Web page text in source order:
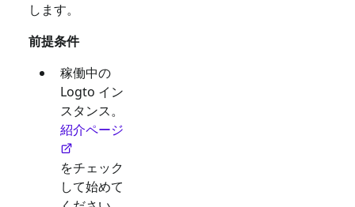
します。
前提条件
稼働中の
Logto イン
スタンス。
紹介ページ
をチェック
して始めて